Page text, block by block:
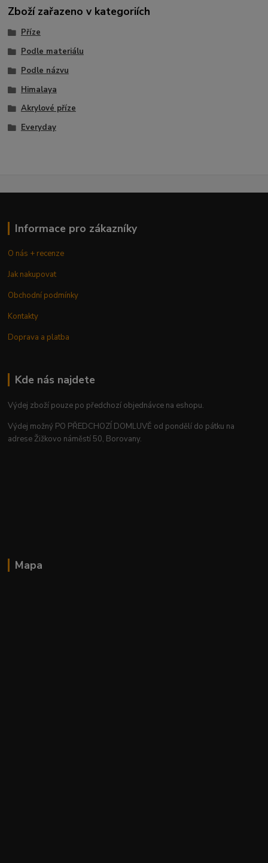
Zboží zařazeno v kategoriích
Příze
Podle materiálu
Podle názvu
Himalaya
Akrylové příze
Everyday
Informace pro zákazníky
O nás + recenze
Jak nakupovat
Obchodní podmínky
Kontakty
Doprava a platba
Kde nás najdete
Výdej zboží pouze po předchozí objednávce na eshopu.
Výdej možný PO PŘEDCHOZÍ DOMLUVĚ od pondělí do pátku na
adrese Žižkovo náměstí 50, Borovany.
Mapa